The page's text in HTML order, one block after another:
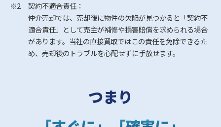
※2
契約不適合責任：
仲介売却では、売却後に物件の欠陥が見つかると「契約不
適合責任」として売主が補修や損害賠償を求められる場合
があります。当社の直接買取ではこの責任を免除できるた
め、売却後のトラブルを心配せずに手放せます。
つまり